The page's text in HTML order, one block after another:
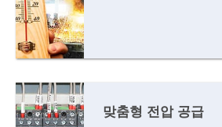
맞춤형 전압 공급